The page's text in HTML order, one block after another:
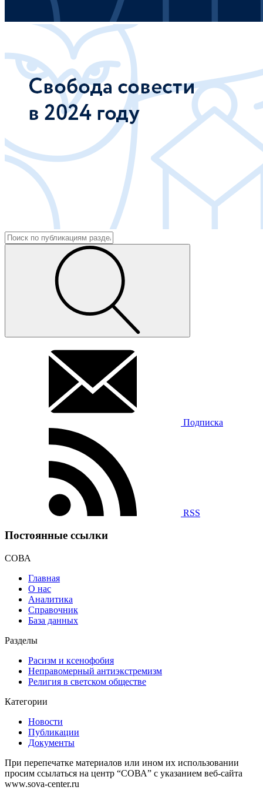
Подписка
RSS
Постоянные ссылки
СОВА
Главная
О нас
Аналитика
Справочник
База данных
Разделы
Расизм и ксенофобия
Неправомерный антиэкстремизм
Религия в светском обществе
Категории
Новости
Публикации
Документы
При перепечатке материалов или ином их использовании
просим ссылаться на центр “СОВА” с указанием веб-сайта
www.sova-center.ru